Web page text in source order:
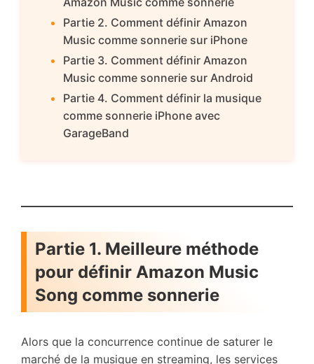
Partie 2. Comment définir Amazon
Music comme sonnerie sur iPhone
Partie 3. Comment définir Amazon
Music comme sonnerie sur Android
Partie 4. Comment définir la musique
comme sonnerie iPhone avec
GarageBand
Partie 1. Meilleure méthode
pour définir Amazon Music
Song comme sonnerie
Alors que la concurrence continue de saturer le
marché de la musique en streaming, les services